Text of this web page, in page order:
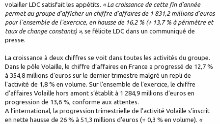
volailler LDC satisfait les appétits. « La croissance de cette fin d’année
permet au groupe d’afficher un chiffre d’affaires de 1 831,2 millions d’euros
pour l’ensemble de l’exercice, en hausse de 16,2 % (+ 13,7 % à périmètre et
taux de change constants) », se félicite LDC dans un communiqué de
presse.
La croissance à deux chiffres se voit dans toutes les activités du groupe.
Dans le pôle Volaille, le chiffre d’affaires en France a progressé de 12,7 %
à 354,8 millions d’euros sur le dernier trimestre malgré un repli de
l’activité de 1,8 % en volume. Sur l’ensemble de l’exercice, le chiffre
d’affaires Volaille hors amont s’établit à 1 284,9 millions d’euros en
progression de 13,6 %, conforme aux attentes.
A l’international, la progression trimestrielle de l’activité Volaille s’inscrit
en nette hausse de 26 % à 51,3 millions d’euros (+ 0,3 % en volume). «